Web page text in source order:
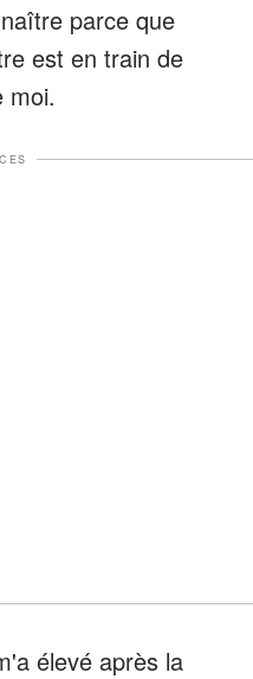
parce que
est en train de
moi.
élevé après la